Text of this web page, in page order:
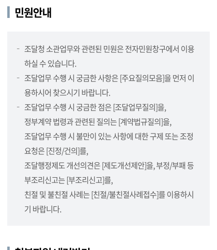
공,
보
방
민원안내
조달청 소관업무와 관련된 민원은 전자민원창구에서 이용
하실 수 있습니다.
조달업무 수행 시 궁금한 사항은 [주요질의모음]을 먼저 이
용하시어 찾으시기 바랍니다.
조달업무 수행 시 궁금한 점은 [조달업무질의]을,
정부계약 법령과 관련된 질의는 [계약법규질의]을,
조달업무 수행 시 불만이 있는 사항에 대한 구제 또는 조정
요청은 [진정/건의]를,
조달행정제도 개선의견은 [제도개선제안]을, 부정/부패 등
부조리신고는 [부조리신고]를,
친절 및 불친절 사례는 [친절/불친절사례접수]를 이용하시
기 바랍니다.